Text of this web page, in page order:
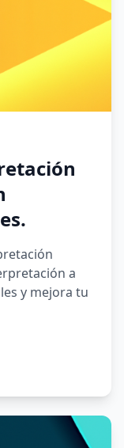
a
y mejora tu